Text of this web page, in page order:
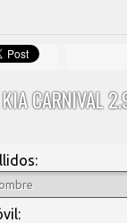
KIA CARNIVAL